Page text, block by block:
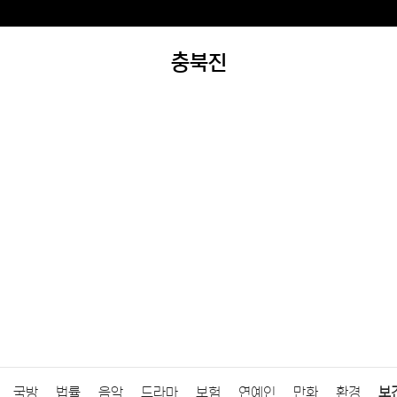
충북진
국방 법률 음악 드라마 보험 연예인 만화 환경 보